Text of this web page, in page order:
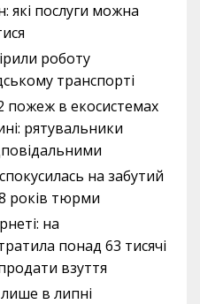
які послуги можна
роботу
транспорті
пожеж в екосистемах
рятувальники
на забутий
років тюрми
на
понад 63 тисячі
взуття
в липні